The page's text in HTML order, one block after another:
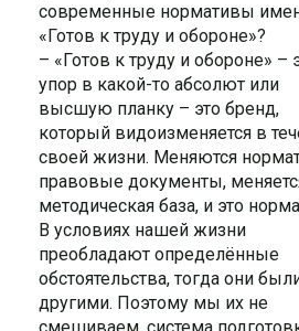
современные нормативы
«Готов к труду и обороне»?
– «Готов к труду и обороне» –
упор в какой-то абсолют или
высшую планку – это бренд,
который видоизменяется в
своей жизни. Меняются
правовые документы,
методическая база, и это
В условиях нашей жизни
преобладают определённые
обстоятельства, тогда они
другими. Поэтому мы их не